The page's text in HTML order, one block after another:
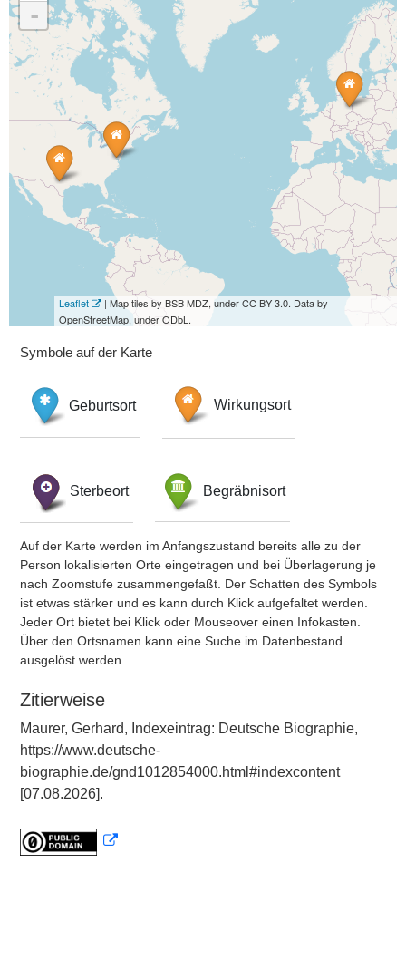
-
Leaflet
| Map tiles by BSB MDZ, under CC BY 3.0. Data by
OpenStreetMap, under ODbL.
Symbole auf der Karte
Geburtsort Wirkungsort
Sterbeort Begräbnisort
Auf der Karte werden im Anfangszustand bereits alle zu der
Person lokalisierten Orte eingetragen und bei Überlagerung je
nach Zoomstufe zusammengefaßt. Der Schatten des Symbols
ist etwas stärker und es kann durch Klick aufgefaltet werden.
Jeder Ort bietet bei Klick oder Mouseover einen Infokasten.
Über den Ortsnamen kann eine Suche im Datenbestand
ausgelöst werden.
Zitierweise
Maurer, Gerhard, Indexeintrag: Deutsche Biographie,
https://www.deutsche-
biographie.de/gnd1012854000.html#indexcontent
[07.08.2026].